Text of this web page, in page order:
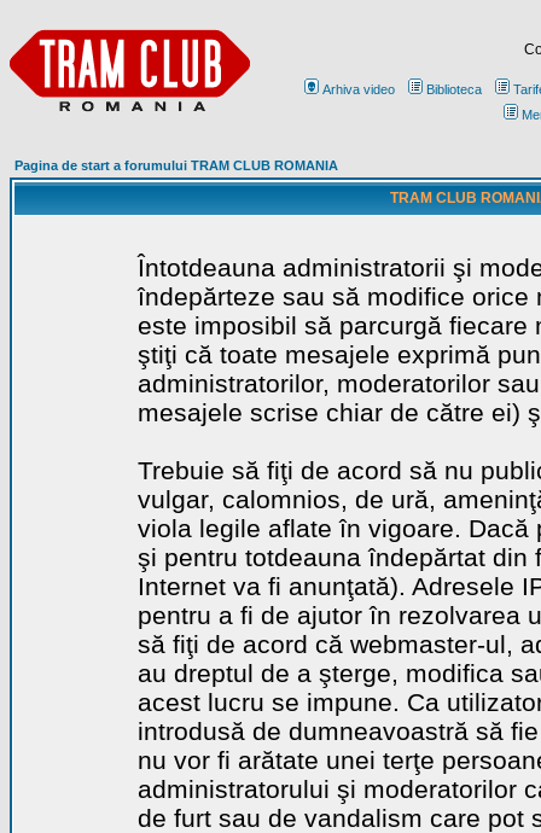
Arhiva video Biblioteca
Pagina de start a forumului TRAM CLUB ROMANIA
TRAM CLUB
Întotdeauna administratorii şi
îndepărteze sau să modifice
este imposibil să parcurgă
ştiţi că toate mesajele exprimă
administratorilor, moderatorilor
mesajele scrise chiar de către ei)
Trebuie să fiţi de acord să nu
vulgar, calomnios, de ură,
viola legile aflate în vigoare.
şi pentru totdeauna îndepărtat
Internet va fi anunţată). Adresele
pentru a fi de ajutor în rezolvarea
să fiţi de acord că webmaster-ul,
au dreptul de a şterge, modifica
acest lucru se impune. Ca
introdusă de dumneavoastră să
nu vor fi arătate unei terţe
administratorului şi moderatorilor
de furt sau de vandalism care pot